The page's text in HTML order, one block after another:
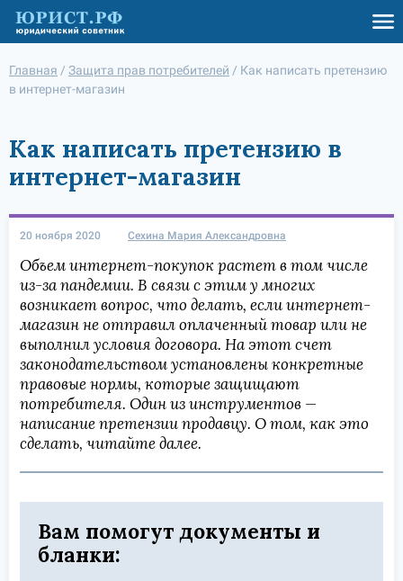
Главная / Защита прав потребителей / Как написать претензию
в интернет-магазин
Как написать претензию в
интернет-магазин
20 ноября 2020 Сехина Мария Александровна
Объем интернет-покупок растет в том числе
из-за пандемии. В связи с этим у многих
возникает вопрос, что делать, если интернет-
магазин не отправил оплаченный товар или не
выполнил условия договора. На этот счет
законодательством установлены конкретные
правовые нормы, которые защищают
потребителя. Один из инструментов —
написание претензии продавцу. О том, как это
сделать, читайте далее.
Вам помогут документы и
бланки: